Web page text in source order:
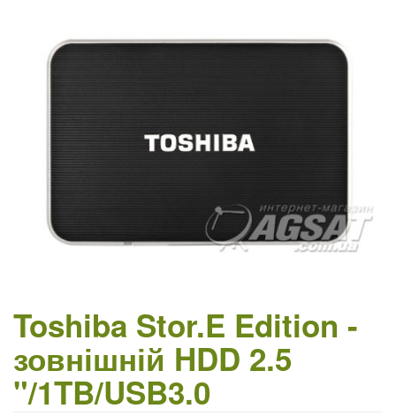
Toshiba Stor.E Edition -
зовнішній HDD 2.5
"/1TB/USB3.0